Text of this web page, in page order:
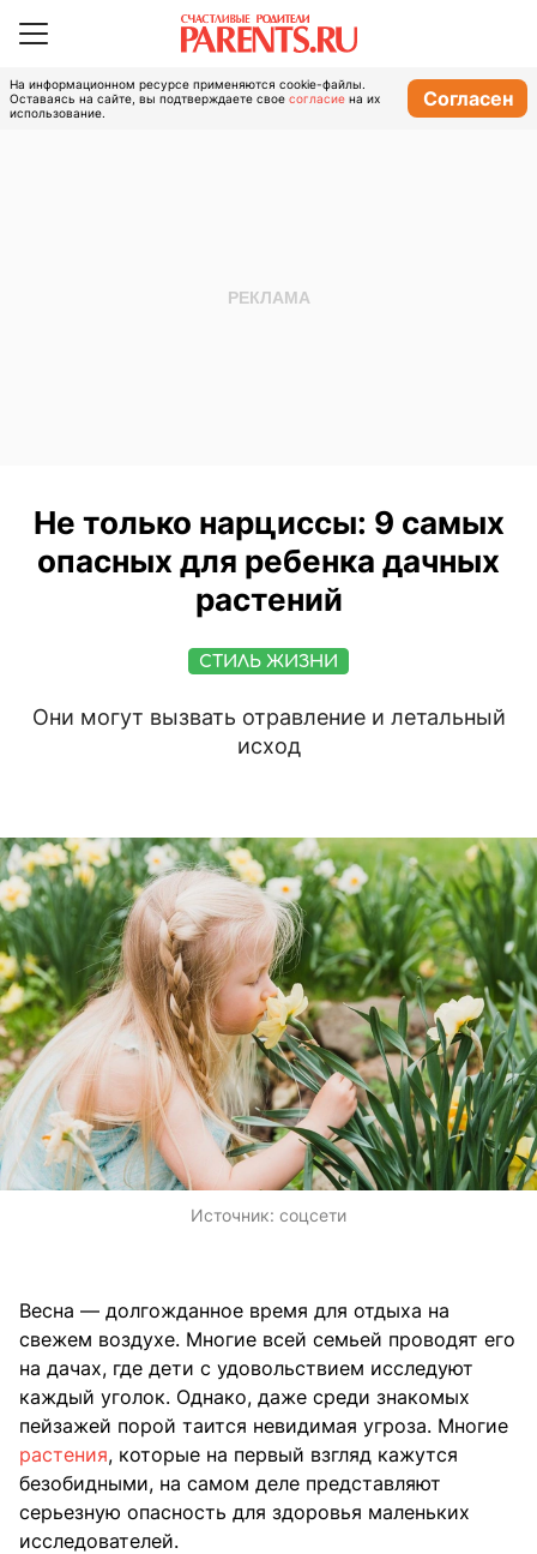
На информационном ресурсе применяются cookie-файлы.
Оставаясь на сайте, вы подтверждаете свое согласие на их
использование.
Согласен
Не только нарциссы: 9 самых
опасных для ребенка дачных
растений
СТИЛЬ ЖИЗНИ
Они могут вызвать отравление и летальный
исход
Источник: соцсети
Весна — долгожданное время для отдыха на
свежем воздухе. Многие всей семьей проводят его
на дачах, где дети с удовольствием исследуют
каждый уголок. Однако, даже среди знакомых
пейзажей порой таится невидимая угроза. Многие
растения, которые на первый взгляд кажутся
безобидными, на самом деле представляют
серьезную опасность для здоровья маленьких
исследователей.